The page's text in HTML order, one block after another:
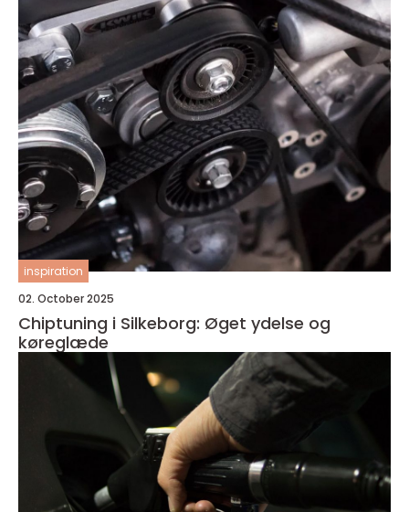
inspiration
02. October 2025
Chiptuning i Silkeborg: Øget ydelse og
køreglæde